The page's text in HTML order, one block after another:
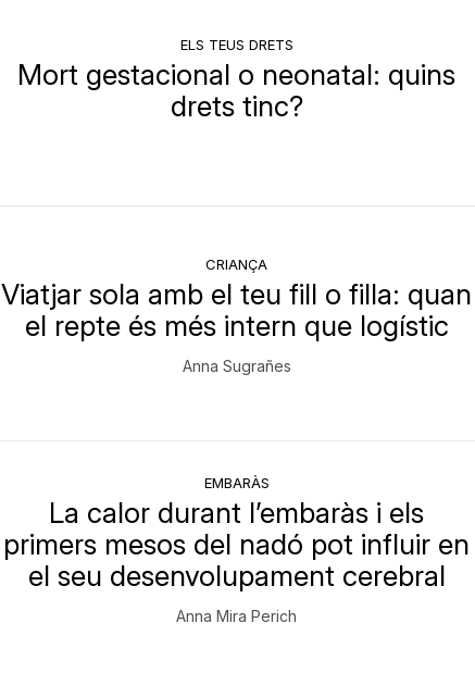
ELS TEUS DRETS
Mort gestacional o neonatal: quins
drets tinc?
CRIANÇA
Viatjar sola amb el teu fill o filla: quan
el repte és més intern que logístic
Anna Sugrañes
EMBARÀS
La calor durant l’embaràs i els
primers mesos del nadó pot influir en
el seu desenvolupament cerebral
Anna Mira Perich